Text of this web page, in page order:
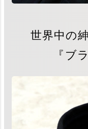
世界中の
『ブ